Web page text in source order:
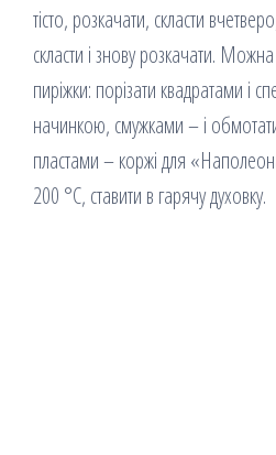
тісто, розкачати, скласти
скласти і знову розкачати.
пиріжки: порізати квадратами і
начинкою, смужками – і
пластами – коржі для
200 °С, ставити в гарячу духовку.